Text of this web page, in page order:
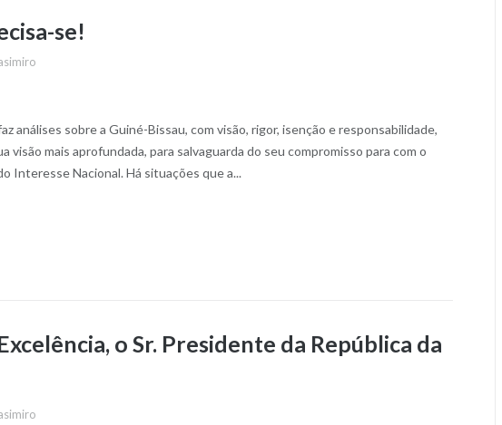
se!
análises sobre a Guiné-Bissau, com visão, rigor, isenção e responsabilidade,
visão mais aprofundada, para salvaguarda do seu compromisso para com o
Interesse Nacional. Há situações que a...
o Sr. Presidente da República da